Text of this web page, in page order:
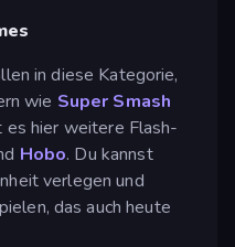
in diese Kategorie,
wie Super Smash
es hier weitere Flash-
Hobo. Du kannst
verlegen und
das auch heute